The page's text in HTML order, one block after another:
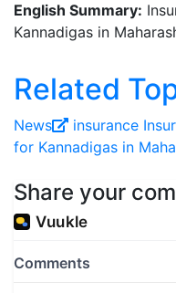
English Summary:
Kannadigas in
Related
News insurance
for Kannadigas in
Share your